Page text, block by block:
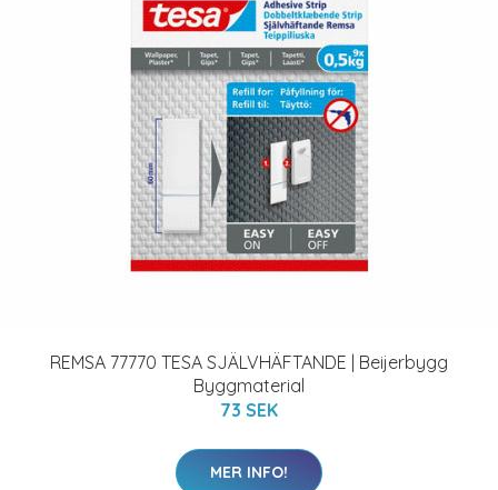
REMSA 77770 TESA SJÄLVHÄFTANDE | Beijerbygg
Byggmaterial
73 SEK
MER INFO!